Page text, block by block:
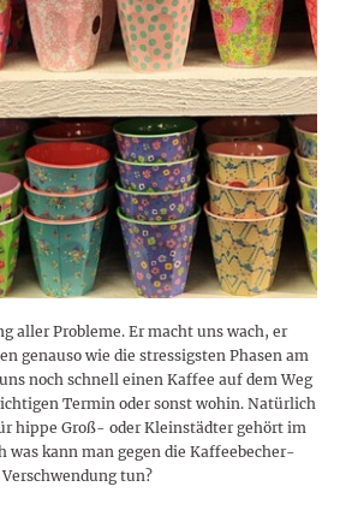
aller Probleme. Er macht uns wach, er
genauso wie die stressigsten Phasen am
noch schnell einen Kaffee auf dem Weg
Termin oder sonst wohin. Natürlich
hippe Groß- oder Kleinstädter gehört im
was kann man gegen die Kaffeebecher-
Verschwendung tun?